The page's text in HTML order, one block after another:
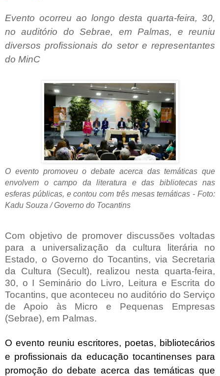
Evento ocorreu ao longo desta quarta-feira, 30,
no auditório do Sebrae, em Palmas, e reuniu
diversos profissionais do setor e representantes
do MinC
O evento promoveu o debate acerca das temáticas que
envolvem o campo da literatura e das bibliotecas nas
esferas públicas, e contou com três mesas temáticas - Foto:
Kadu Souza / Governo do Tocantins
Com objetivo de promover discussões voltadas
para a universalização da cultura literária no
Estado, o Governo do Tocantins, via Secretaria
da Cultura (Secult), realizou nesta quarta-feira,
30, o I Seminário do Livro, Leitura e Escrita do
Tocantins, que aconteceu no auditório do Serviço
de Apoio às Micro e Pequenas Empresas
(Sebrae), em Palmas.
O evento reuniu escritores, poetas, bibliotecários
e profissionais da educação tocantinenses para
promoção do debate acerca das temáticas que